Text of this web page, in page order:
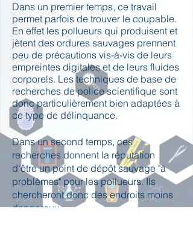
Dans un premier temps, ce travail
permet parfois de trouver le coupable.
En effet les pollueurs qui produisent et
jètent des ordures sauvages prennent
peu de précautions vis-à-vis de leurs
empreintes digitales et de leurs fluides
corporels. Les techniques de base de
recherches de police scientifique sont
donc particulièrement bien adaptées à
ce type de délinquance.
Dans un second temps, ces
recherches donnent la réputation
d'être un point de dépôt sauvage "à
problèmes" pour les pollueurs. Ils
chercheront donc des endroits moins
dangereux.